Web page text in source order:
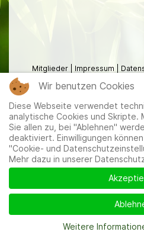
Mitglieder Impressum
Wir benutzen Cookies
Diese Webseite verwendet
analytische Cookies und Skripte.
Sie allen zu, bei "Ablehnen"
deaktiviert. Einwilligungen
"Cookie- und
Mehr dazu in unserer
Weitere